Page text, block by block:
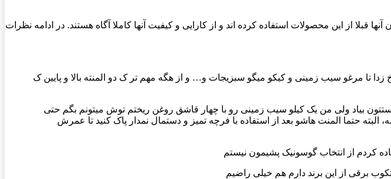
قبلا از این محصولات استفاده کرده اند و از کارایی و کیفیت آنها کاملا آگاه هستند. در ادامه نظرات
زدا تا مرغو سیب زمینی و کیکو میگو سبزیجات و… و از هگه مهم تر ک دو المنته بالا و پایین ک
بیاد ولی من یک کیلو سیب زمینی رو با چهار قاشق روغن ریختم توش میتونم بگم حتی
حتما المنت هاشو بعد از استفاده با فرچه تمیز و دستمال نمدار پاک کنید تا عمرش
کردم از انتخاب گوسونیک پشیمون نیستم
برقی از این برند دارم هم خیلی راضیم